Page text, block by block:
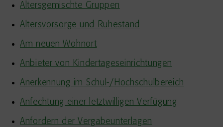
Altersgemischte Gruppen
Altersvorsorge und Ruhestand
Am neuen Wohnort
Anbieter von Kindertageseinrichtungen
Anerkennung im Schul-/Hochschulbereich
Anfechtung einer letztwilligen Verfügung
Anfordern der Vergabeunterlagen